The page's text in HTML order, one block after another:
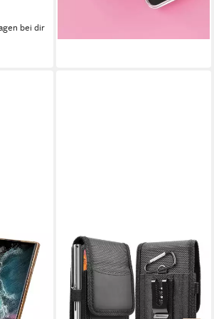
bei dir
lieferbar - in 4-5 Werktagen bei dir